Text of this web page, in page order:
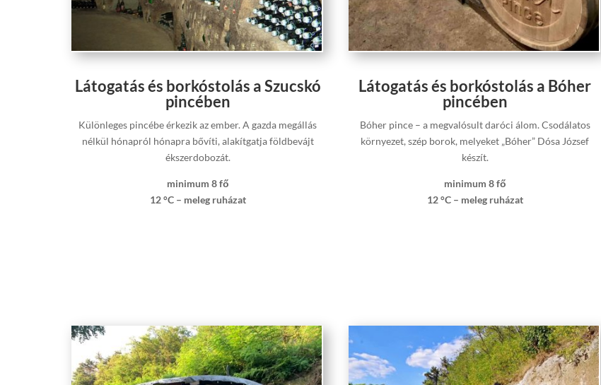
Látogatás és borkóstolás a Szucskó
pincében
Különleges pincébe érkezik az ember. A gazda megállás
nélkül hónapról hónapra bővíti, alakítgatja földbevájt
ékszerdobozát.
minimum 8 fő
12 °C – meleg ruházat
Látogatás és borkóstolás a Bóher
pincében
Bóher pince – a megvalósult daróci álom. Csodálatos
környezet, szép borok, melyeket „Bóher” Dósa József
készít.
minimum 8 fő
12 °C – meleg ruházat